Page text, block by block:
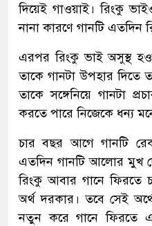
দিয়েই গাওয়াই। রিংকু
নানা কারণে গানটি এতদিন
এরপর রিংকু ভাই অসুস্থ
তাকে গানটা উপহার
তাকে সঙ্গেনিয়ে গানটা
করতে পারে নিজেকে ধন্য
চার বছর আগে গানটি
এতদিন গানটি আলোর মুখ
রিংকু আবার গানে ফিরতে
অর্থ দরকার। তবে সেই
নতুন করে গানে ফিরতে